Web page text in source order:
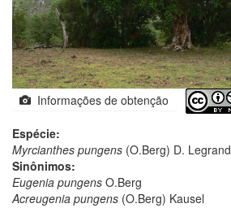
Informações de obtenção
Espécie:
Myrcianthes pungens (O.Berg) D. Legrand
Sinônimos:
Eugenia pungens O.Berg
Acreugenia pungens (O.Berg) Kausel